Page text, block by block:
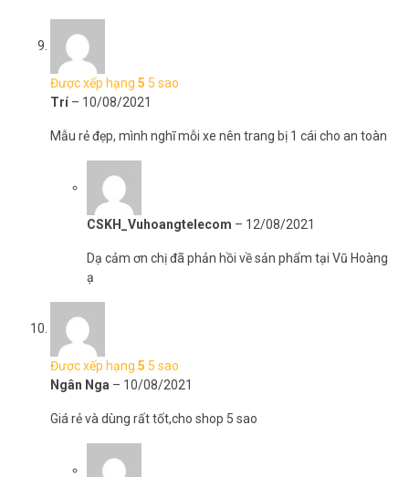
Được xếp hạng 5 5 sao
Trí – 10/08/2021
Mẫu rẻ đẹp, mình nghĩ mỗi xe nên trang bị 1 cái cho an toàn
CSKH_Vuhoangtelecom – 12/08/2021
Dạ cảm ơn chị đã phản hồi về sản phẩm tại Vũ Hoàng
ạ
Được xếp hạng 5 5 sao
Ngân Nga – 10/08/2021
Giá rẻ và dùng rất tốt,cho shop 5 sao